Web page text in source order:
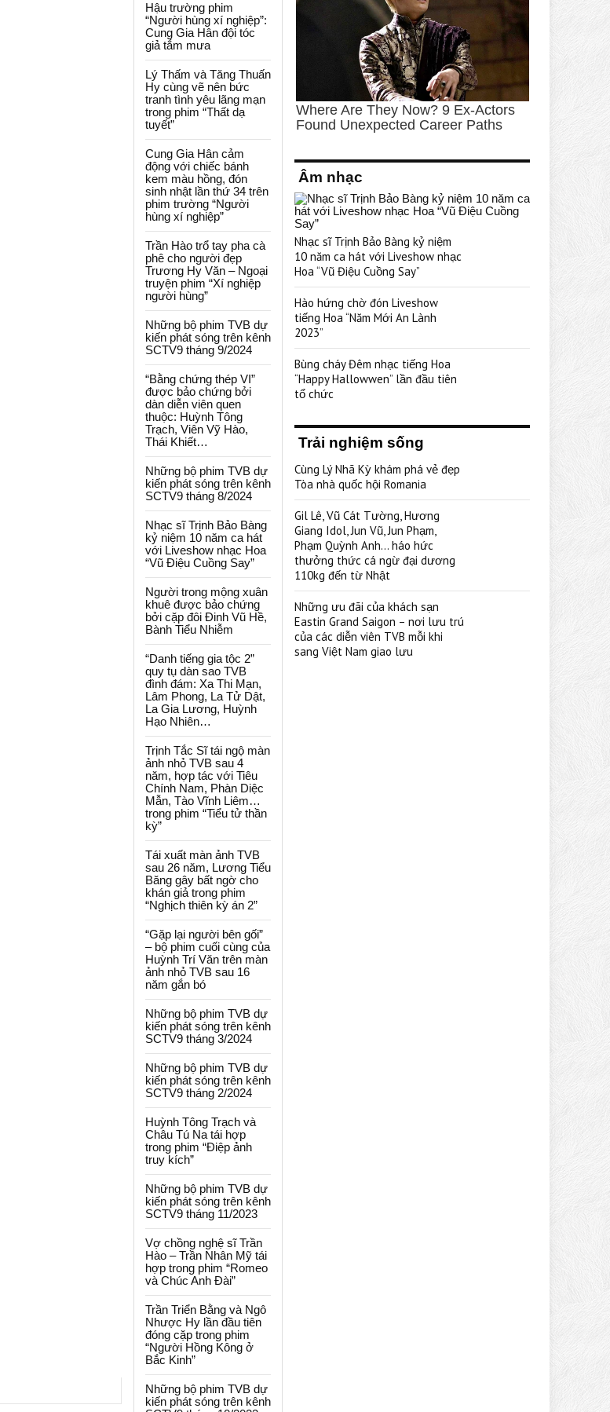
Hậu trường phim
“Người hùng xí nghiệp”:
Cung Gia Hân đội tóc
giả tắm mưa
Lý Thấm và Tăng Thuấn
Hy cùng vẽ nên bức
tranh tình yêu lãng mạn
trong phim “Thất dạ
tuyết”
Cung Gia Hân cảm
động với chiếc bánh
kem màu hồng, đón
sinh nhật lần thứ 34 trên
phim trường “Người
hùng xí nghiệp”
Trần Hào trổ tay pha cà
phê cho người đẹp
Trương Hy Văn – Ngoại
truyện phim “Xí nghiệp
người hùng”
Những bộ phim TVB dự
kiến phát sóng trên kênh
SCTV9 tháng 9/2024
“Bằng chứng thép VI”
được bảo chứng bởi
dàn diễn viên quen
thuộc: Huỳnh Tông
Trạch, Viên Vỹ Hào,
Thái Khiết…
Những bộ phim TVB dự
kiến phát sóng trên kênh
SCTV9 tháng 8/2024
Nhạc sĩ Trịnh Bảo Bàng
kỷ niệm 10 năm ca hát
với Liveshow nhạc Hoa
“Vũ Điệu Cuồng Say”
Người trong mộng xuân
khuê được bảo chứng
bởi cặp đôi Đinh Vũ Hề,
Bành Tiểu Nhiễm
“Danh tiếng gia tộc 2”
quy tụ dàn sao TVB
đình đám: Xa Thi Mạn,
Lâm Phong, La Tử Dật,
La Gia Lương, Huỳnh
Hạo Nhiên…
Trịnh Tắc Sĩ tái ngộ màn
ảnh nhỏ TVB sau 4
năm, hợp tác với Tiêu
Chính Nam, Phàn Diệc
Mẫn, Tào Vĩnh Liêm…
trong phim “Tiểu tử thần
kỳ”
Tái xuất màn ảnh TVB
sau 26 năm, Lương Tiểu
Băng gây bất ngờ cho
khán giả trong phim
“Nghịch thiên kỳ án 2”
“Gặp lại người bên gối”
– bộ phim cuối cùng của
Huỳnh Trí Văn trên màn
ảnh nhỏ TVB sau 16
năm gắn bó
Những bộ phim TVB dự
kiến phát sóng trên kênh
SCTV9 tháng 3/2024
Những bộ phim TVB dự
kiến phát sóng trên kênh
SCTV9 tháng 2/2024
Huỳnh Tông Trạch và
Châu Tú Na tái hợp
trong phim “Điệp ảnh
truy kích”
Những bộ phim TVB dự
kiến phát sóng trên kênh
SCTV9 tháng 11/2023
Vợ chồng nghệ sĩ Trần
Hào – Trần Nhân Mỹ tái
hợp trong phim “Romeo
và Chúc Anh Đài”
Trần Triển Bằng và Ngô
Nhược Hy lần đầu tiên
đóng cặp trong phim
“Người Hồng Kông ở
Bắc Kinh”
Những bộ phim TVB dự
kiến phát sóng trên kênh
Âm nhạc
Nhạc sĩ Trịnh Bảo Bàng kỷ niệm
10 năm ca hát với Liveshow nhạc
Hoa “Vũ Điệu Cuồng Say”
Hào hứng chờ đón Liveshow
tiếng Hoa “Năm Mới An Lành
2023”
Bùng cháy Đêm nhạc tiếng Hoa
“Happy Hallowwen” lần đầu tiên
tổ chức
Trải nghiệm sống
Cùng Lý Nhã Kỳ khám phá vẻ đẹp
Tòa nhà quốc hội Romania
Gil Lê, Vũ Cát Tường, Hương
Giang Idol, Jun Vũ, Jun Phạm,
Phạm Quỳnh Anh… háo hức
thưởng thức cá ngừ đại dương
110kg đến từ Nhật
Những ưu đãi của khách sạn
Eastin Grand Saigon – nơi lưu trú
của các diễn viên TVB mỗi khi
sang Việt Nam giao lưu